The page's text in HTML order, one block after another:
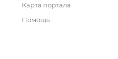
Карта портала
Помощь